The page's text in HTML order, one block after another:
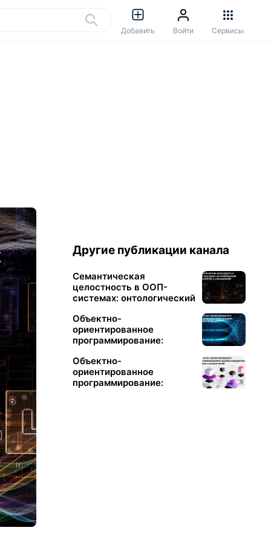
Добавить Войти Сервисы
Другие публикации канала
Семантическая
целостность в ООП-
системах: онтологический
SemanticDB
Объектно-
ориентированное
программирование:
будущее
Объектно-
ориентированное
программирование: